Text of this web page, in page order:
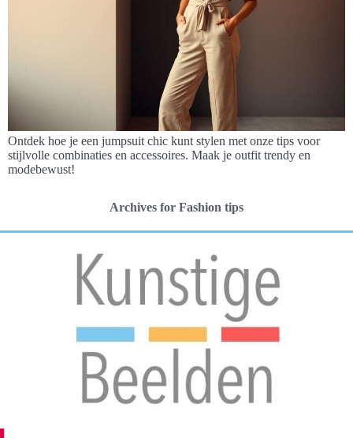
Ontdek hoe je een jumpsuit chic kunt stylen met onze tips voor
stijlvolle combinaties en accessoires. Maak je outfit trendy en
modebewust!
Archives for Fashion tips